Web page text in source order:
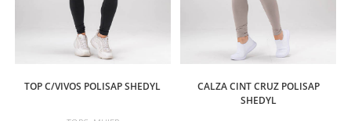
TOP C/VIVOS POLISAP SHEDYL
CALZA CINT CRUZ POLISAP
SHEDYL